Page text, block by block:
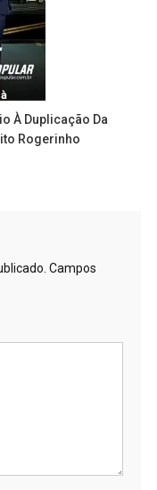
À Duplicação Da
Rogerinho
Campos